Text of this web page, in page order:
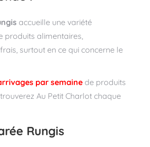
accueille une variété
produits alimentaires,
surtout en ce qui concerne le
par semaine de produits
Au Petit Charlot chaque
Rungis